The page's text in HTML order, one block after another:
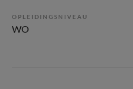
OPLEIDINGSNIVEAU
WO